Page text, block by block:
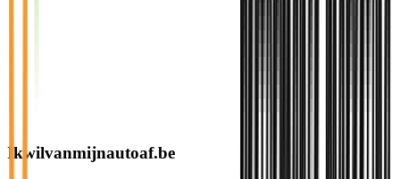
Ikwilvanmijnautoaf.be